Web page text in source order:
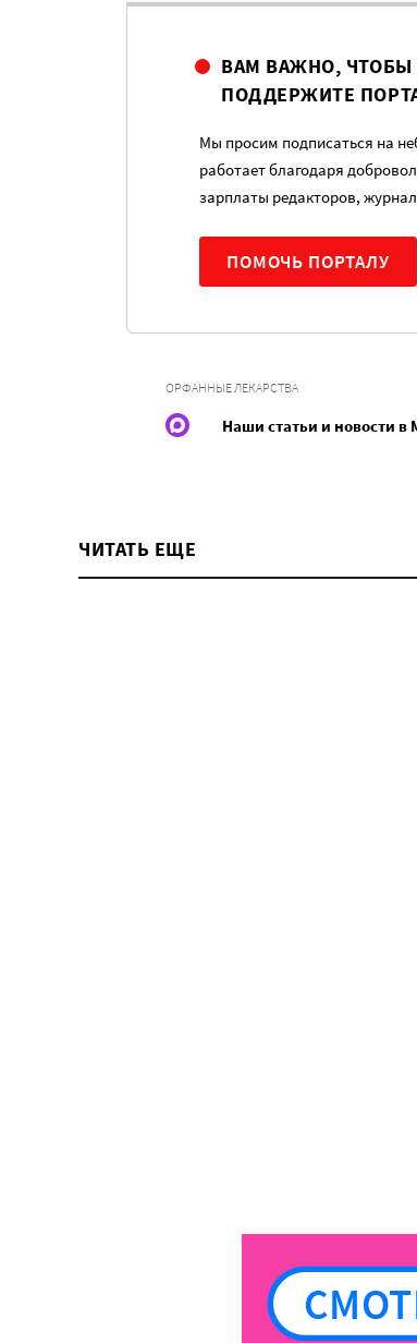
ВАМ ВАЖНО, ЧТОБЫ
ПОДДЕРЖИТЕ
Мы просим подписаться на
работает благодаря
зарплаты редакторов,
ПОМОЧЬ ПОРТАЛУ
ОРФАННЫЕ ЛЕКАРСТВА
Наши статьи и новости
ЧИТАТЬ ЕЩЕ